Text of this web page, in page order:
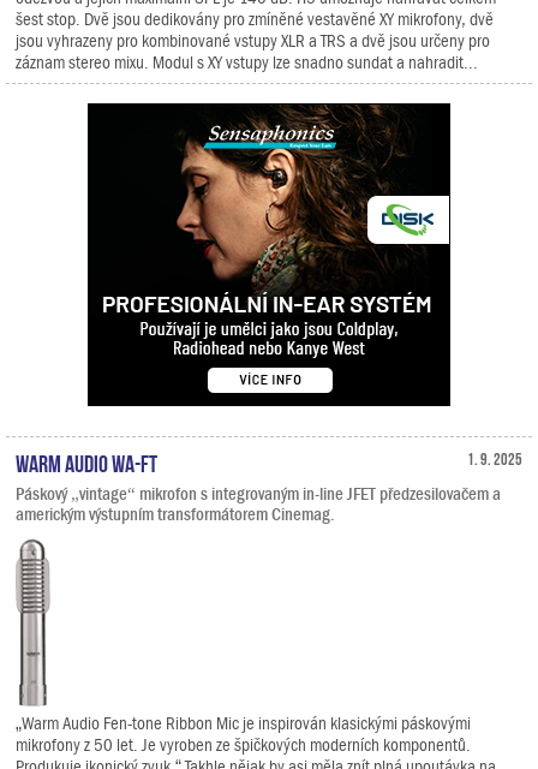
šest stop. Dvě jsou dedikovány pro zmíněné vestavěné XY mikrofony, dvě
jsou vyhrazeny pro kombinované vstupy XLR a TRS a dvě jsou určeny pro
záznam stereo mixu. Modul s XY vstupy lze snadno sundat a nahradit...
1. 9. 2025
Warm Audio WA-FT
Páskový „vintage“ mikrofon s integrovaným in-line JFET předzesilovačem a
americkým výstupním transformátorem Cinemag.
„Warm Audio Fen-tone Ribbon Mic je inspirován klasickými páskovými
mikrofony z 50 let. Je vyroben ze špičkových moderních komponentů.